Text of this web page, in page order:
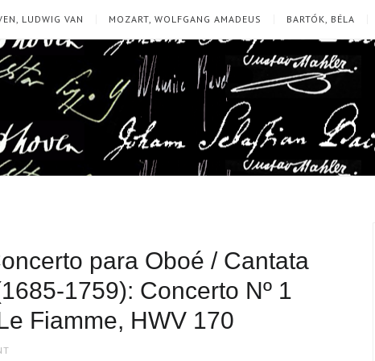
LUDWIG VAN MOZART, WOLFGANG AMADEUS BARTÓK, BÉLA
para Oboé / Cantata
1759): Concerto Nº 1
Fiamme, HWV 170